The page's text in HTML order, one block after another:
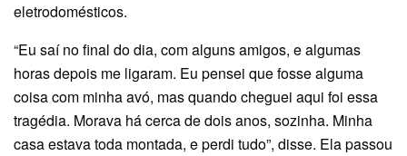
eletrodomésticos.
“Eu saí no final do dia, com alguns amigos, e algumas
horas depois me ligaram. Eu pensei que fosse alguma
coisa com minha avó, mas quando cheguei aqui foi essa
tragédia. Morava há cerca de dois anos, sozinha. Minha
casa estava toda montada, e perdi tudo”, disse. Ela passou